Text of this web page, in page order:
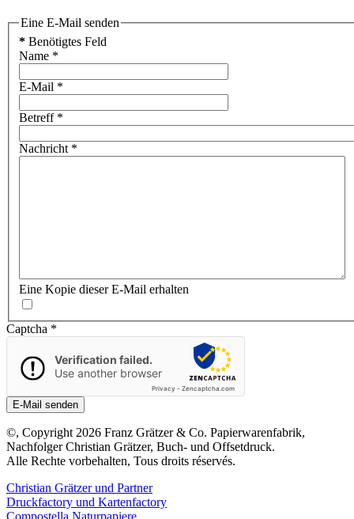
Eine E-Mail senden
* Benötigtes Feld
Name *
E-Mail *
Betreff*
Nachricht *
Eine Kopie dieser E-Mail erhalten
Captcha *
Verification failed.
Use another browser
Privacy - Zencaptcha.com
E-Mail senden
©, Copyright 2026 Franz Grätzer & Co. Papierwarenfabrik,
Nachfolger Christian Grätzer, Buch- und Offsetdruck.
Alle Rechte vorbehalten, Tous droits réservés.
Christian Grätzer und Partner
Druckfactory und Kartenfactory
Compostella Naturpapiere